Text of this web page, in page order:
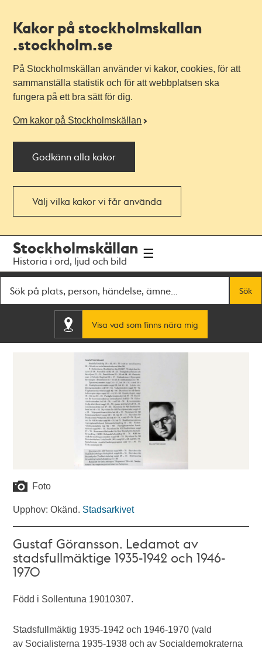
Kakor på stockholmskallan
.stockholm.se
På Stockholmskällan använder vi kakor, cookies, för att
sammanställa statistik och för att webbplatsen ska
fungera på ett bra sätt för dig.
Om kakor på Stockholmskällan
Godkänn alla kakor
Välj vilka kakor vi får använda
navigationen
huvudinnehållet
Stockholmskällan
Historia i ord, ljud och bild
Sök
Visa vad som finns nära mig
Foto
Upphov: Okänd. Stadsarkivet
Gustaf Göransson. Ledamot av
stadsfullmäktige 1935-1942 och 1946-
1970
Född i Sollentuna 19010307.
Stadsfullmäktig 1935-1942 och 1946-1970 (vald
av Socialisterna 1935-1938 och av Socialdemokraterna